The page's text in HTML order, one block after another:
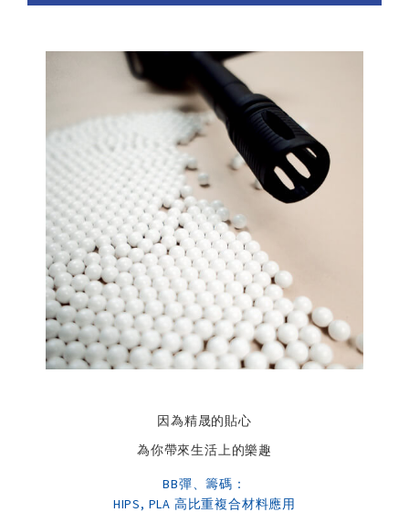
因為精晟的貼心
為你帶來生活上的樂趣
BB彈、籌碼：
HIPS, PLA 高比重複合材料應用